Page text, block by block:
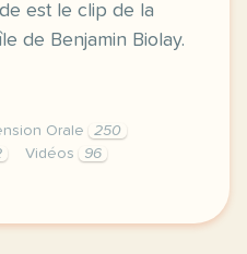
est le clip de la
de Benjamin Biolay.
Orale
250
Vidéos
96
decouvrir ou faire